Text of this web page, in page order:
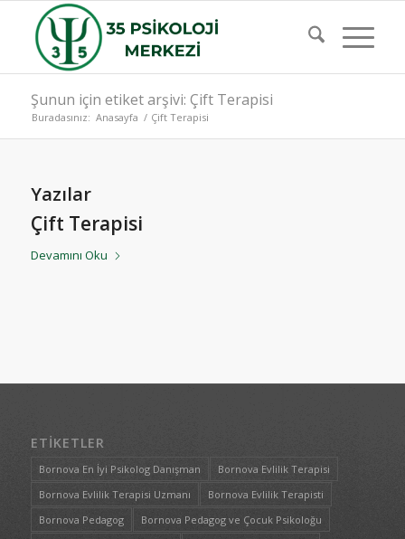
Şunun için etiket arşivi: Çift Terapisi
Buradasınız: Anasayfa / Çift Terapisi
Yazılar
Çift Terapisi
Devamını Oku
ETIKETLER
Bornova En İyi Psikolog Danışman
Bornova Evlilik Terapisi
Bornova Evlilik Terapisi Uzmanı
Bornova Evlilik Terapisti
Bornova Pedagog
Bornova Pedagog ve Çocuk Psikoloğu